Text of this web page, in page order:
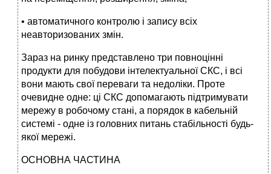
• автоматичного контролю і запису всіх
неавторизованих змін.
Зараз на ринку представлено три повноцінні
продукти для побудови інтелектуальної СКС, і всі
вони мають свої переваги та недоліки. Проте
очевидне одне: ці СКС допомагають підтримувати
мережу в робочому стані, а порядок в кабельній
системі - одне із головних питань стабільності будь-
якої мережі.
ОСНОВНА ЧАСТИНА